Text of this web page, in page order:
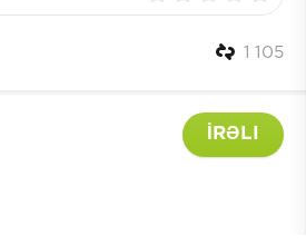
1 105
İRƏLI